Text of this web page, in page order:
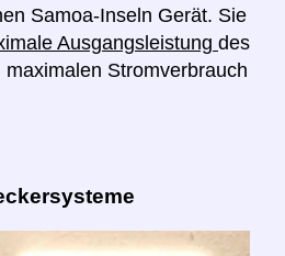
Samoa-Inseln Gerät. Sie
Ausgangsleistung des
Stromverbrauch